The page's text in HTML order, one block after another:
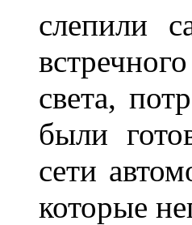
слепили
света,
были
сети
которые